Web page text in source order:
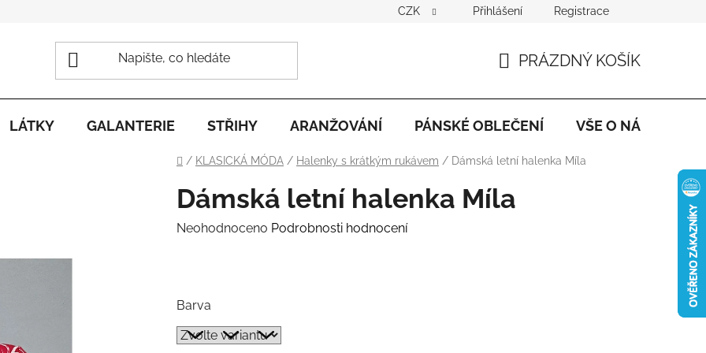
CZK Přihlášení Registrace
KOŠÍK
PRÁZDNÝ KOŠÍK
LÁTKY GALANTERIE STŘIHY ARANŽOVÁNÍ PÁNSKÉ OBLEČENÍ VŠE O NÁKUPU
Domů
/ KLASICKÁ MÓDA / Halenky s krátkým rukávem / Dámská letní halenka Míla
Dámská letní halenka Míla
Průměrné
0,0
z
Neohodnoceno Podrobnosti hodnocení
Barva